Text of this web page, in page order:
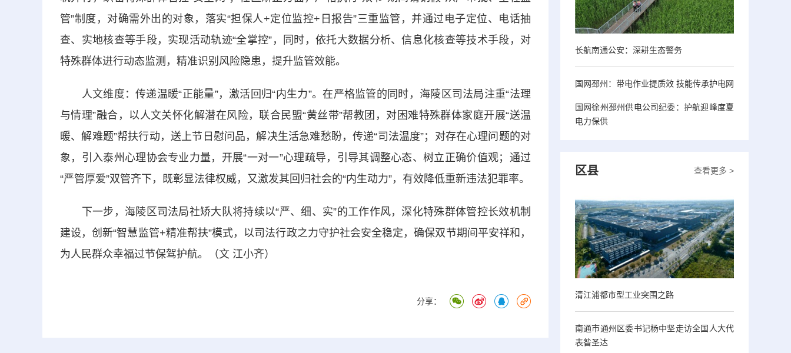
管”制度，对确需外出的对象，落实“担保人+定位监控+日报告”三重监管，并通过电子定位、电话抽
查、实地核查等手段，实现活动轨迹“全掌控”，同时，依托大数据分析、信息化核查等技术手段，对
特殊群体进行动态监测，精准识别风险隐患，提升监管效能。
人文维度：传递温暖“正能量”，激活回归“内生力”。在严格监管的同时，海陵区司法局注重“法理
与情理”融合，以人文关怀化解潜在风险，联合民盟“黄丝带”帮教团，对困难特殊群体家庭开展“送温
暖、解难题”帮扶行动，送上节日慰问品，解决生活急难愁盼，传递“司法温度”；对存在心理问题的对
象，引入泰州心理协会专业力量，开展“一对一”心理疏导，引导其调整心态、树立正确价值观；通过
“严管厚爱”双管齐下，既彰显法律权威，又激发其回归社会的“内生动力”，有效降低重新违法犯罪率。
下一步，海陵区司法局社矫大队将持续以“严、细、实”的工作作风，深化特殊群体管控长效机制
建设，创新“智慧监管+精准帮扶”模式，以司法行政之力守护社会安全稳定，确保双节期间平安祥和，
为人民群众幸福过节保驾护航。（文 江小齐）
分享：
长航南通公安：深耕生态警务
国网邳州：带电作业提质效 技能传承护电网
国网徐州邳州供电公司纪委：护航迎峰度夏
电力保供
查看更多 >
区县
清江浦都市型工业突围之路
南通市通州区委书记杨中坚走访全国人大代
表昝圣达